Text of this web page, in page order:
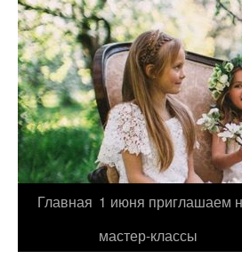
Главная 1 июня приглашаем
мастер-классы